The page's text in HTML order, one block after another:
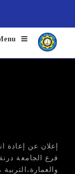
إعلان عن إعادة
فرع الجامعة